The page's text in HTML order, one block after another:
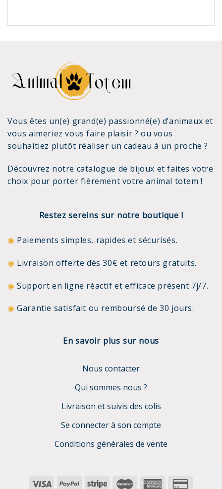
Vous êtes un(e) grand(e) passionné(e) d’animaux et
vous aimeriez vous faire plaisir ? ou vous
souhaitiez plutôt réaliser un cadeau à un proche ?
Découvrez notre catalogue de bijoux et faites votre
choix pour porter fièrement votre animal totem !
Restez sereins sur notre boutique !
◉ Paiements simples, rapides et sécurisés.
◉ Livraison offerte dès 30€ et retours gratuits.
◉ Support en ligne réactif et efficace présent 7j/7.
◉ Garantie satisfait ou remboursé de 30 jours.
En savoir plus sur nous
Nous contacter
Qui sommes nous ?
Livraison et suivis des colis
Se connecter à son compte
Conditions générales de vente